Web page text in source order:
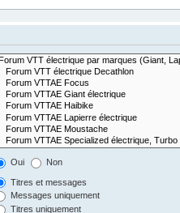
Oui Non
Titres et messages
Messages uniquement
Titres uniquement